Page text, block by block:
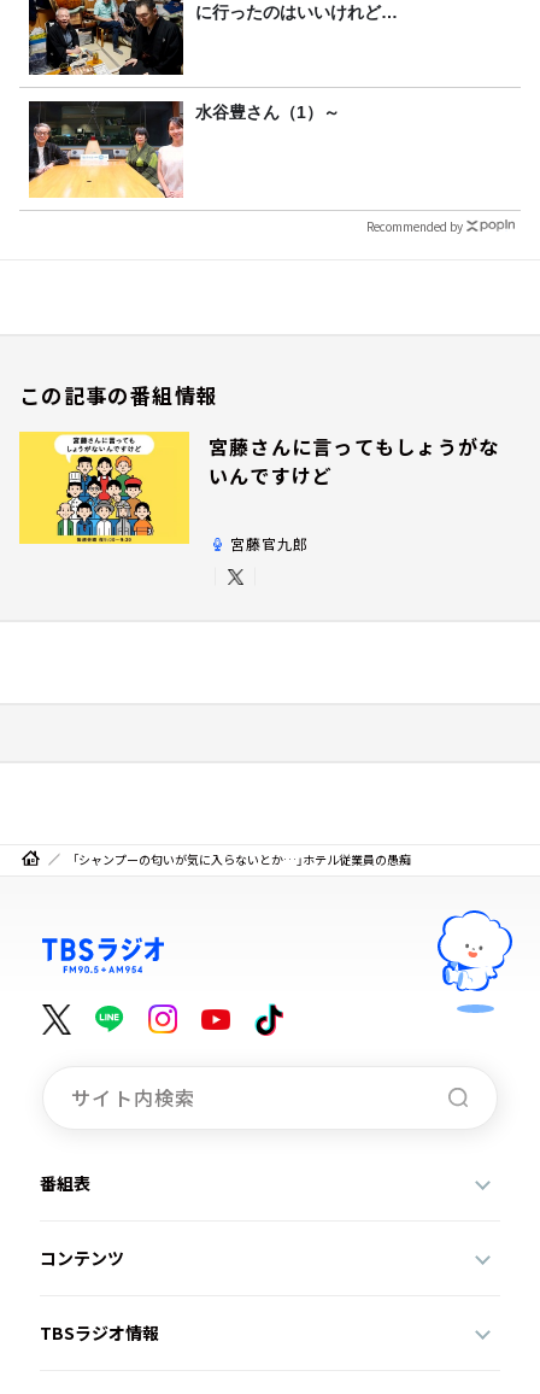
に行ったのはいいけれど…
水谷豊さん（1）～
Recommended by
この記事の番組情報
宮藤さんに言ってもしょうがな
いんですけど
宮藤官九郎
「シャンプーの匂いが気に入らないとか…」ホテル従業員の愚痴
番組表
コンテンツ
TBSラジオ情報